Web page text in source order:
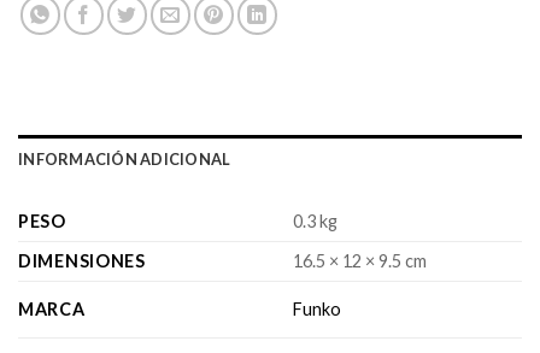
INFORMACIÓN ADICIONAL
PESO
0.3 kg
DIMENSIONES
16.5 × 12 × 9.5 cm
MARCA Funko